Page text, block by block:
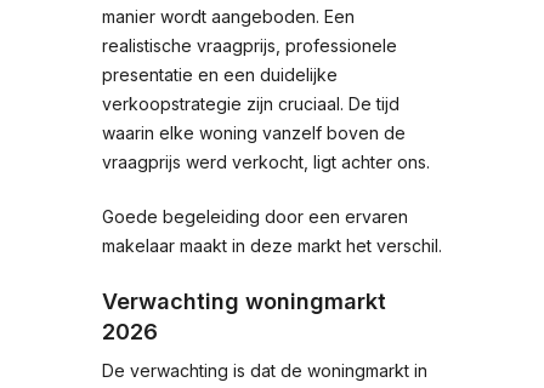
manier wordt aangeboden. Een
realistische vraagprijs, professionele
presentatie en een duidelijke
verkoopstrategie zijn cruciaal. De tijd
waarin elke woning vanzelf boven de
vraagprijs werd verkocht, ligt achter ons.
Goede begeleiding door een ervaren
makelaar maakt in deze markt het verschil.
Verwachting woningmarkt
2026
De verwachting is dat de woningmarkt in